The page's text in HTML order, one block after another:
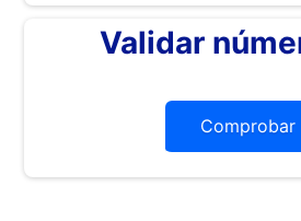
Validar
Comprobar